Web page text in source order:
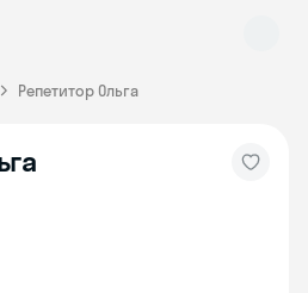
Репетитор Ольга